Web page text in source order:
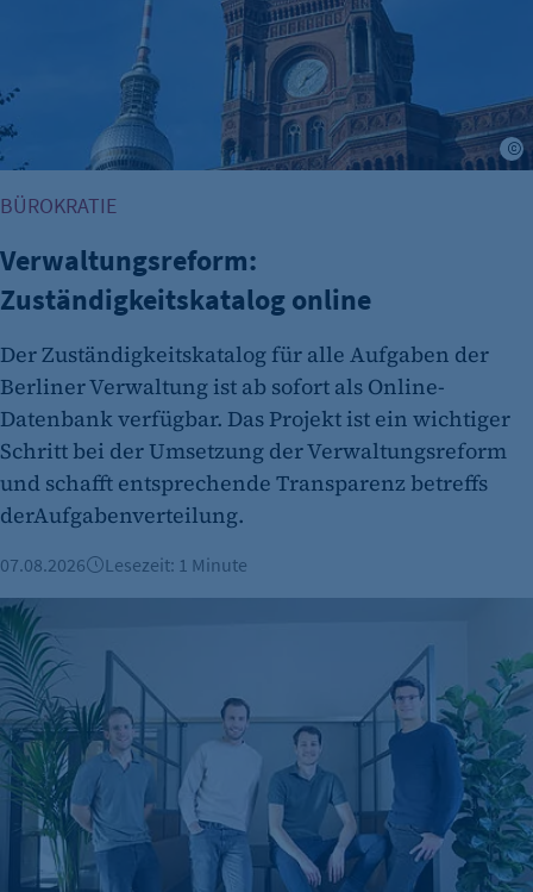
BÜROKRATIE
Verwaltungsreform:
Zuständigkeitskatalog online
Der Zuständigkeitskatalog für alle Aufgaben der
Berliner Verwaltung ist ab sofort als Online-
Datenbank verfügbar. Das Projekt ist ein wichtiger
Schritt bei der Umsetzung der Verwaltungsreform
und schafft entsprechende Transparenz betreffs
derAufgabenverteilung.
07.08.2026 Lesezeit: 1 Minute
Berliner Fintech Moss erreicht Milliardenbewertung